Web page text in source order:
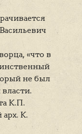
«что в
не был
К.П.
К.